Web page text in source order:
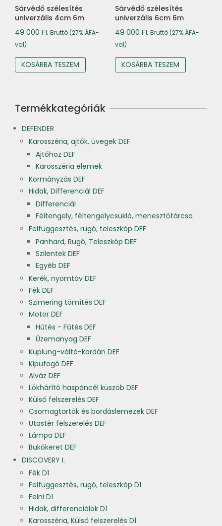
Sárvédő szélesítés
univerzális 4cm 6m
49 000 Ft Bruttó (27% ÁFA-
val)
KOSÁRBA TESZEM
Sárvédő szélesítés
univerzális 6cm 6m
49 000 Ft Bruttó (27% ÁFA-
val)
KOSÁRBA TESZEM
Termékkategóriák
DEFENDER
Karosszéria, ajtók, üvegek DEF
Ajtóhoz DEF
Karosszéria elemek
Kormányzás DEF
Hidak, Differenciál DEF
Differenciál
Féltengely, féltengelycsukló, menesztőtárcsa
Felfüggesztés, rugó, teleszkóp DEF
Panhard, Rugó, Teleszkóp DEF
Szilentek DEF
Egyéb DEF
Kerék, nyomtáv DEF
Fék DEF
Szimering tömítés DEF
Motor DEF
Hűtés - Fűtés DEF
Üzemanyag DEF
Kuplung-váltó-kardán DEF
Kipufogó DEF
Alváz DEF
Lökhárító haspáncél küszöb DEF
Külső felszerelés DEF
Csomagtartók és bordáslemezek DEF
Utastér felszerelés DEF
Lámpa DEF
Bukókeret DEF
DISCOVERY I.
Fék D1
Felfüggesztés, rugó, teleszkóp D1
Felni D1
Hidak, differenciálok D1
Karosszéria, Külső felszerelés D1